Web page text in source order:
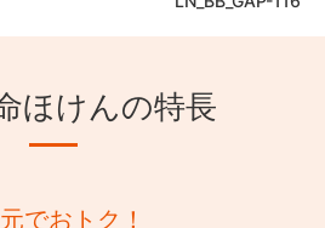
ほけんの特長
でおトク！